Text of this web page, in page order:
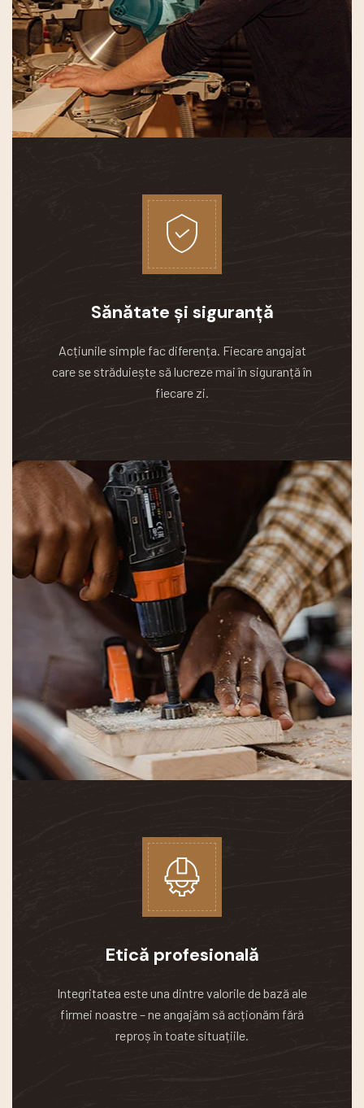
Sănătate și siguranță
Acțiunile simple fac diferența. Fiecare angajat
care se străduiește să lucreze mai în siguranță în
fiecare zi.
Etică profesională
Integritatea este una dintre valorile de bază ale
firmei noastre – ne angajăm să acționăm fără
reproș în toate situațiile.